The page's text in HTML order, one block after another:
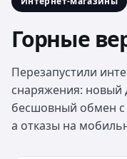
Горные
Перезапустили
снаряжения: новый
бесшовный обмен с
а отказы на